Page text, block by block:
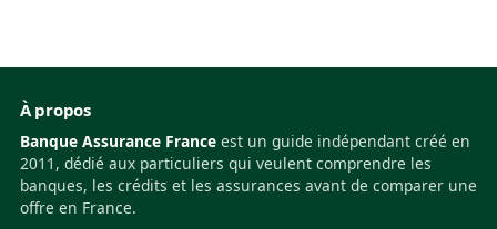
À propos
Banque Assurance France est un guide indépendant créé en
2011, dédié aux particuliers qui veulent comprendre les
banques, les crédits et les assurances avant de comparer une
offre en France.